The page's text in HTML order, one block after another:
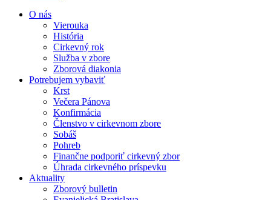
O nás
Vierouka
História
Cirkevný rok
Služba v zbore
Zborová diakonia
Potrebujem vybaviť
Krst
Večera Pánova
Konfirmácia
Členstvo v cirkevnom zbore
Sobáš
Pohreb
Finančne podporiť cirkevný zbor
Úhrada cirkevného príspevku
Aktuality
Zborový bulletin